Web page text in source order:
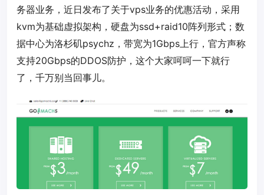
务器业务，近日发布了关于vps业务的优惠活动，采用
kvm为基础虚拟架构，硬盘为ssd+raid10阵列形式；数
据中心为洛杉矶psychz，带宽为1Gbps上行，官方声称
支持20Gbps的DDOS防护，这个大家呵呵一下就行
了，千万别当回事儿。